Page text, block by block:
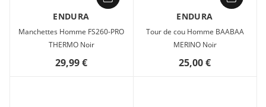
Avec sa construction sans couture hautement extensible et
arriver une nouvelle version compatible avec les shorts
ENDURA
Manchettes Homme FS260-PRO
THERMO Noir
29,99 €
ENDURA
Tour de cou Homme BAABAA
MERINO Noir
25,00 €